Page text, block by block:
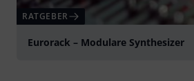
RATGEBER
Eurorack – Modulare Synthesizer